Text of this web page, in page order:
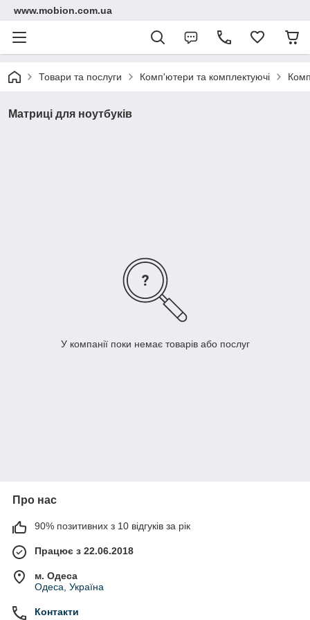
www.mobion.com.ua
Товари та послуги Комп'ютери та комплектуючі
Матриці для ноутбуків
У компанії поки немає товарів або послуг
Про нас
90% позитивних з 10 відгуків за рік
Працює з 22.06.2018
м. Одеса
Одеса, Україна
Контакти